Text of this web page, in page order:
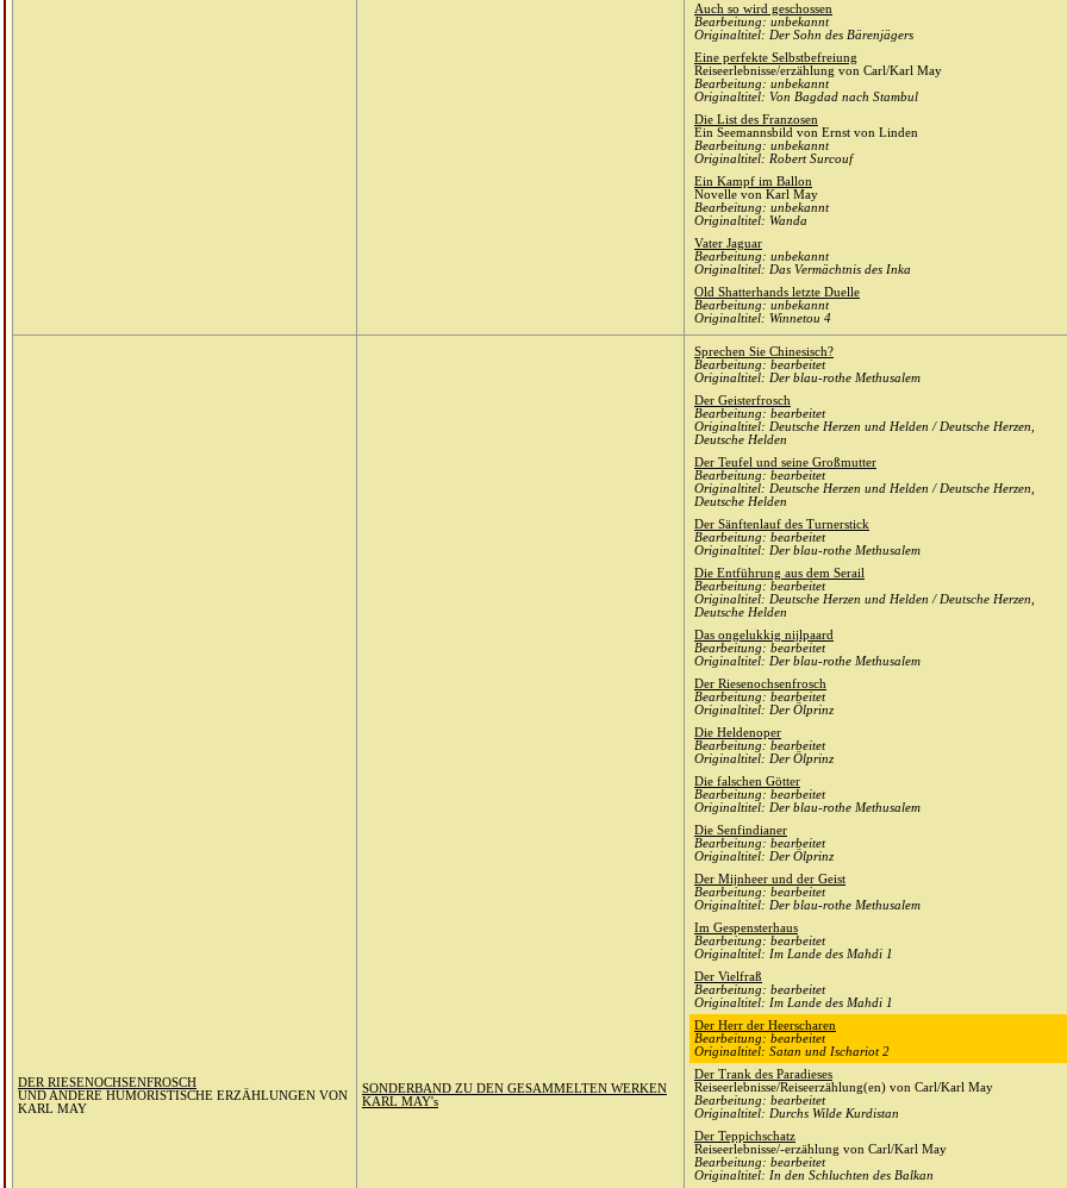
Auch so wird geschossen
Bearbeitung: unbekannt
Originaltitel: Der Sohn des Bärenjägers
Eine perfekte Selbstbefreiung
Reiseerlebnisse/erzählung von Carl/Karl May
Bearbeitung: unbekannt
Originaltitel: Von Bagdad nach Stambul
Die List des Franzosen
Ein Seemannsbild von Ernst von Linden
Bearbeitung: unbekannt
Originaltitel: Robert Surcouf
Ein Kampf im Ballon
Novelle von Karl May
Bearbeitung: unbekannt
Originaltitel: Wanda
Vater Jaguar
Bearbeitung: unbekannt
Originaltitel: Das Vermächtnis des Inka
Old Shatterhands letzte Duelle
Bearbeitung: unbekannt
Originaltitel: Winnetou 4
DER RIESENOCHSENFROSCH
UND ANDERE HUMORISTISCHE ERZÄHLUNGEN VON
KARL MAY
SONDERBAND ZU DEN GESAMMELTEN WERKEN
KARL MAY's
Sprechen Sie Chinesisch?
Bearbeitung: bearbeitet
Originaltitel: Der blau-rothe Methusalem
Der Geisterfrosch
Bearbeitung: bearbeitet
Originaltitel: Deutsche Herzen und Helden / Deutsche Herzen,
Deutsche Helden
Der Teufel und seine Großmutter
Bearbeitung: bearbeitet
Originaltitel: Deutsche Herzen und Helden / Deutsche Herzen,
Deutsche Helden
Der Sänftenlauf des Turnerstick
Bearbeitung: bearbeitet
Originaltitel: Der blau-rothe Methusalem
Die Entführung aus dem Serail
Bearbeitung: bearbeitet
Originaltitel: Deutsche Herzen und Helden / Deutsche Herzen,
Deutsche Helden
Das ongelukkig nijlpaard
Bearbeitung: bearbeitet
Originaltitel: Der blau-rothe Methusalem
Der Riesenochsenfrosch
Bearbeitung: bearbeitet
Originaltitel: Der Ölprinz
Die Heldenoper
Bearbeitung: bearbeitet
Originaltitel: Der Ölprinz
Die falschen Götter
Bearbeitung: bearbeitet
Originaltitel: Der blau-rothe Methusalem
Die Senfindianer
Bearbeitung: bearbeitet
Originaltitel: Der Ölprinz
Der Mijnheer und der Geist
Bearbeitung: bearbeitet
Originaltitel: Der blau-rothe Methusalem
Im Gespensterhaus
Bearbeitung: bearbeitet
Originaltitel: Im Lande des Mahdi 1
Der Vielfraß
Bearbeitung: bearbeitet
Originaltitel: Im Lande des Mahdi 1
Der Herr der Heerscharen
Bearbeitung: bearbeitet
Originaltitel: Satan und Ischariot 2
Der Trank des Paradieses
Reiseerlebnisse/Reiseerzählung(en) von Carl/Karl May
Bearbeitung: bearbeitet
Originaltitel: Durchs Wilde Kurdistan
Der Teppichschatz
Reiseerlebnisse/-erzählung von Carl/Karl May
Bearbeitung: bearbeitet
Originaltitel: In den Schluchten des Balkan